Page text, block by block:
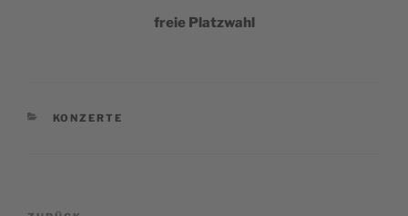
freie Platz­wahl
KATEGORIEN
KONZERTE
Beitragsnavigation